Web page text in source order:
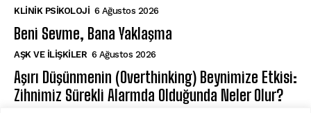
KLINIK PSIKOLOJI 6 Ağustos 2026
Beni Sevme, Bana Yaklaşma
AŞK VE İLIŞKILER 6 Ağustos 2026
Aşırı Düşünmenin (Overthinking) Beynimize Etkisi:
Zihnimiz Sürekli Alarmda Olduğunda Neler Olur?